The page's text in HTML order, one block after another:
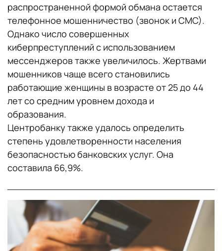
распространенной формой обмана остается
телефонное мошенничество (звонок и СМС).
Однако число совершенных
киберпреступлений с использованием
мессенджеров также увеличилось. Жертвами
мошенников чаще всего становились
работающие женщины в возрасте от 25 до 44
лет со средним уровнем дохода и
образования.
Центробанку также удалось определить
степень удовлетворенности населения
безопасностью банковских услуг. Она
составила 66,9%.